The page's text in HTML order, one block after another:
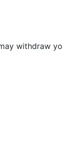
withdraw